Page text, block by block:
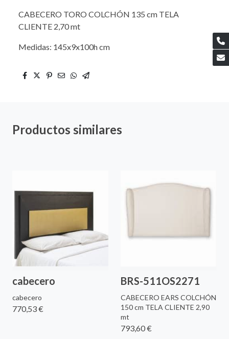
CABECERO TORO COLCHÓN 135 cm TELA
CLIENTE 2,70 mt
Medidas: 145x9x100h cm
Productos similares
cabecero
cabecero
770,53 €
BRS-511OS2271
CABECERO EARS COLCHÓN
150 cm TELA CLIENTE 2,90
mt
793,60 €